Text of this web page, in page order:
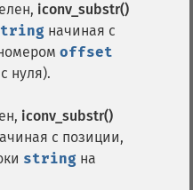
iconv_substr()
начиная с
offset
нуля).
iconv_substr()
с позиции,
string на